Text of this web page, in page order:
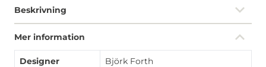
Beskrivning
Mer information
Designer Björk Forth